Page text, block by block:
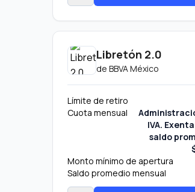
Libretón 2.0
de BBVA México
Límite de retiro
Cuota mensual
IVA.
saldo
Monto mínimo de apertura
Saldo promedio mensual